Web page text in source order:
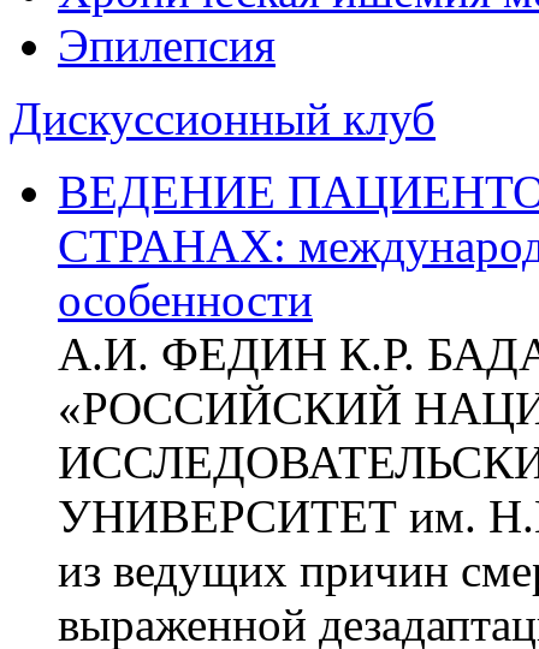
Эпилепсия
Дискуссионный клуб
ВЕДЕНИЕ
СТРАНАХ:
особенности
А.И. ФЕДИН К.Р.
«РОССИЙСКИЙ
УНИВЕРСИТЕТ им.
из ведущих причин
выраженной